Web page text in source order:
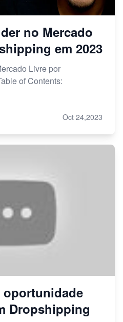
no Mercado
em 2023
Livre por
of Contents:
Oct 24,2023
oportunidade
Dropshipping